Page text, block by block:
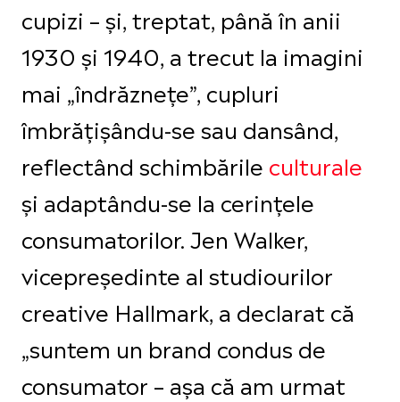
cupizi – și, treptat, până în anii
1930 și 1940, a trecut la imagini
mai „îndrăznețe”, cupluri
îmbrățișându-se sau dansând,
reflectând schimbările culturale
și adaptându-se la cerințele
consumatorilor. Jen Walker,
vicepreședinte al studiourilor
creative Hallmark, a declarat că
„suntem un brand condus de
consumator – așa că am urmat